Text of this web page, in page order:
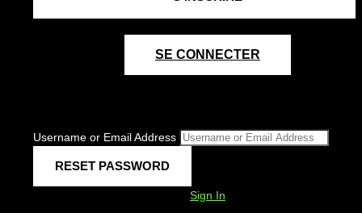
SE CONNECTER
Username or Email Address
Sign In